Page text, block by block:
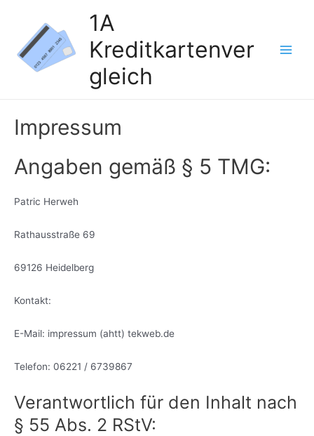
springen
1A
Kreditkartenver
gleich
Impressum
Angaben gemäß § 5 TMG:
Patric Herweh
Rathausstraße 69
69126 Heidelberg
Kontakt:
E-Mail: impressum (ahtt) tekweb.de
Telefon: 06221 / 6739867
Verantwortlich für den Inhalt nach
§ 55 Abs. 2 RStV: